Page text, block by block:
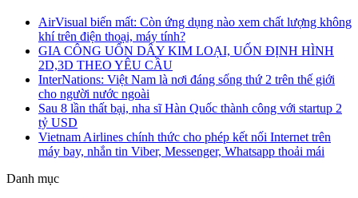
AirVisual biến mất: Còn ứng dụng nào xem chất lượng không
khí trên điện thoại, máy tính?
GIA CÔNG UỐN DÂY KIM LOẠI, UỐN ĐỊNH HÌNH
2D,3D THEO YÊU CẦU
InterNations: Việt Nam là nơi đáng sống thứ 2 trên thế giới
cho người nước ngoài
Sau 8 lần thất bại, nha sĩ Hàn Quốc thành công với startup 2
tỷ USD
Vietnam Airlines chính thức cho phép kết nối Internet trên
máy bay, nhắn tin Viber, Messenger, Whatsapp thoải mái
Danh mục